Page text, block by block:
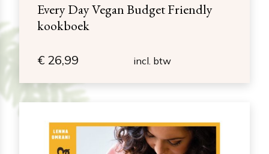
Every Day Vegan Budget Friendly
kookboek
€ 26,99 incl. btw